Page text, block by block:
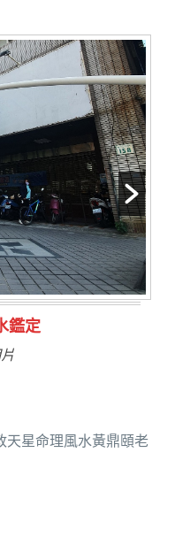
鑑定
天星命理風水黃鼎頤老